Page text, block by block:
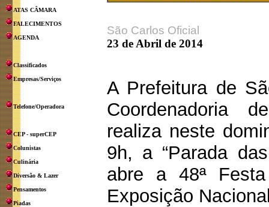
ATAS CÂMARA
FALECIMENTOS
AGENDA
Classificados
Empresas/Serviços
Telefone/Operadora
CEP - superCEP
Colunistas
Culinária
Diversão & Lazer
Pensamentos
Piadas
São Carlos Oficial
23 de Abril de 2014
A Prefeitura de
Coordenadoria
realiza neste
9h, a “Parada
abre a 48ª
Exposição